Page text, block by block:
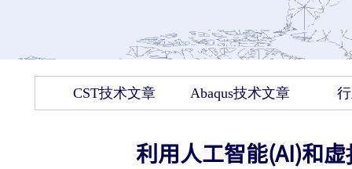
CST技术文章 Abaqus技术文章
利用人工智能(AI)和